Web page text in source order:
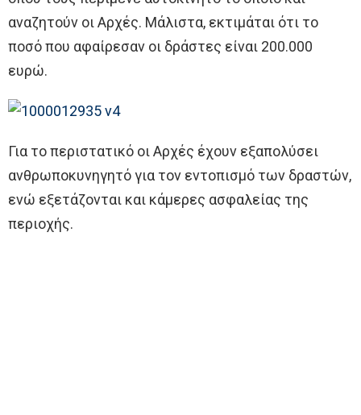
αναζητούν οι Αρχές. Μάλιστα, εκτιμάται ότι το
ποσό που αφαίρεσαν οι δράστες είναι 200.000
ευρώ.
Για το περιστατικό οι Αρχές έχουν εξαπολύσει
ανθρωποκυνηγητό για τον εντοπισμό των δραστών,
ενώ εξετάζονται και κάμερες ασφαλείας της
περιοχής.